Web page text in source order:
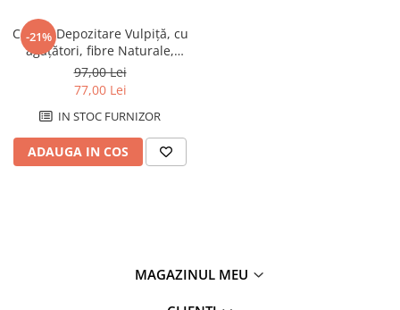
-21%
Coș de Depozitare Vulpiță, cu
agățători, fibre Naturale,
30x11x33 cm
97,00 Lei
77,00 Lei
IN STOC FURNIZOR
ADAUGA IN COS
MAGAZINUL MEU